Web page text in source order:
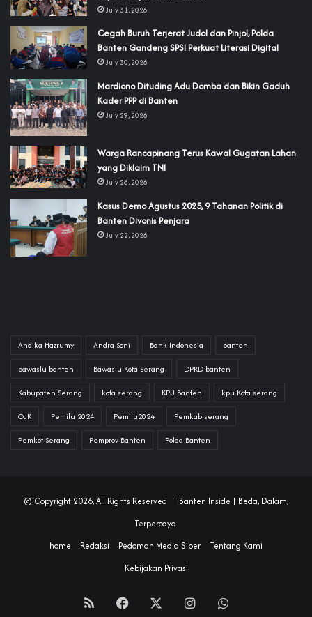
July 31, 2026
Cegah Buruh Terjerat Judol dan Pinjol, Polda
Banten Gandeng SPSI Perkuat Literasi Digital
July 30, 2026
‎Mardiono Dituding Adu Domba dan Bikin Gaduh
Kader PPP di Banten
July 29, 2026
‎Warga Rancapinang Terus Kawal Gugatan Lahan
yang Diklaim TNI‎‎
July 28, 2026
‎Kasus Demo Agustus 2025, 9 Tahanan Politik di
Banten Divonis Penjara
July 22, 2026
Andika Hazrumy Andra Soni Bank Indonesia banten
bawaslu banten Bawaslu Kota Serang DPRD banten
Kabupaten Serang kota serang KPU Banten kpu Kota serang
OJK Pemilu 2024 Pemilu2024 Pemkab serang
Pemkot Serang Pemprov Banten Polda Banten
© Copyright 2026, All Rights Reserved | Banten Inside | Beda, Dalam,
Terpercaya.
home
Redaksi Pedoman Media Siber
Tentang Kami
Kebijakan Privasi
RSS Facebook InstagramWhatsApp